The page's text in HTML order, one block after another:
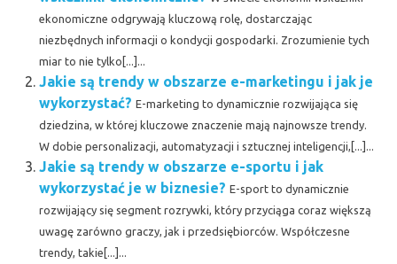
ekonomiczne odgrywają kluczową rolę, dostarczając
niezbędnych informacji o kondycji gospodarki. Zrozumienie tych
miar to nie tylko[...]...
Jakie są trendy w obszarze e-marketingu i jak je
wykorzystać? E-marketing to dynamicznie rozwijająca się
dziedzina, w której kluczowe znaczenie mają najnowsze trendy.
W dobie personalizacji, automatyzacji i sztucznej inteligencji,[...]...
Jakie są trendy w obszarze e-sportu i jak
wykorzystać je w biznesie? E-sport to dynamicznie
rozwijający się segment rozrywki, który przyciąga coraz większą
uwagę zarówno graczy, jak i przedsiębiorców. Współczesne
trendy, takie[...]...